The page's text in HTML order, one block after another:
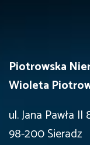
Piotrowska
Wioleta
ul. Jana Pawła II
98-200 Sieradz